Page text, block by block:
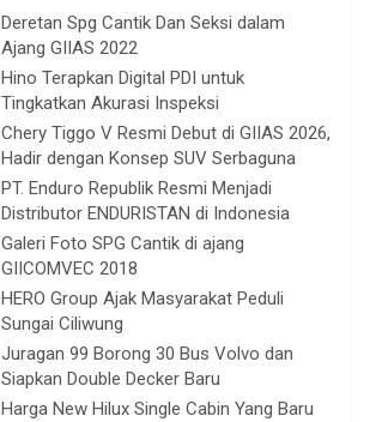
Deretan Spg Cantik Dan Seksi dalam
Ajang GIIAS 2022
Hino Terapkan Digital PDI untuk
Tingkatkan Akurasi Inspeksi
Chery Tiggo V Resmi Debut di GIIAS 2026,
Hadir dengan Konsep SUV Serbaguna
PT. Enduro Republik Resmi Menjadi
Distributor ENDURISTAN di Indonesia
Galeri Foto SPG Cantik di ajang
GIICOMVEC 2018
HERO Group Ajak Masyarakat Peduli
Sungai Ciliwung
Juragan 99 Borong 30 Bus Volvo dan
Siapkan Double Decker Baru
Harga New Hilux Single Cabin Yang Baru